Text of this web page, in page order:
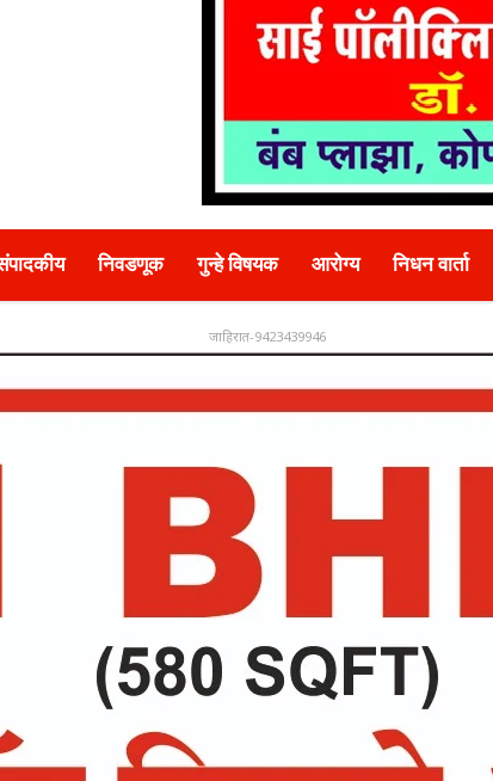
निवडणूक गुन्हे विषयक आरोग्य निधन वार्ता
जाहिरात-9423439946